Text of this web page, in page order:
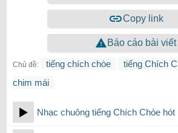
Copy link
Báo cáo bài viết
Chủ đề: tiếng chích chòe tiếng Chích
chim mái
Nhạc chuông tiếng Chích Chòe hót